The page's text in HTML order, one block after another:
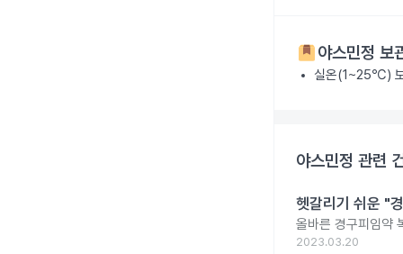
야스민정 보
실온(1~25℃)
야스민정 관련
헷갈리기 쉬운 "
올바른 경구피임약
2023.03.20